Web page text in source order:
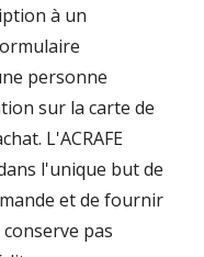
à un
personne
sur la carte de
L'ACRAFE
l'unique but de
et de fournir
conserve pas